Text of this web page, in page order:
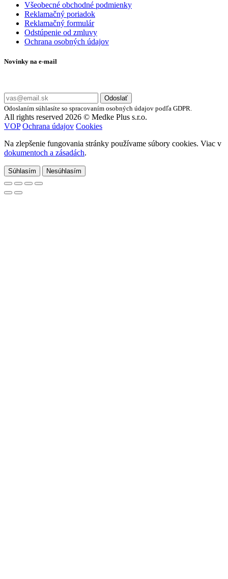
Všeobecné obchodné podmienky
Reklamačný poriadok
Reklamačný formulár
Odstúpenie od zmluvy
Ochrana osobných údajov
Novinky na e-mail
Odoslať
Odoslaním súhlasíte so spracovaním osobných údajov podľa GDPR.
All rights reserved 2026 © Medke Plus s.r.o.
VOP Ochrana údajov Cookies
Na zlepšenie fungovania stránky používame súbory cookies. Viac v
dokumentoch a zásadách.
Súhlasím Nesúhlasím